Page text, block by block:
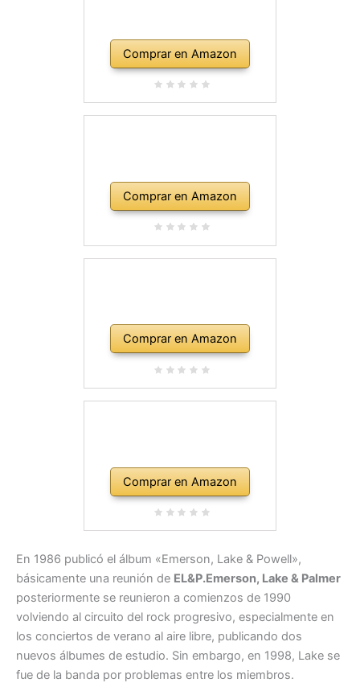
Comprar en Amazon
Comprar en Amazon
Comprar en Amazon
Comprar en Amazon
En 1986 publicó el álbum «Emerson, Lake & Powell»,
básicamente una reunión de EL&P.Emerson, Lake & Palmer
posteriormente se reunieron a comienzos de 1990
volviendo al circuito del rock progresivo, especialmente en
los conciertos de verano al aire libre, publicando dos
nuevos álbumes de estudio. Sin embargo, en 1998, Lake se
fue de la banda por problemas entre los miembros.